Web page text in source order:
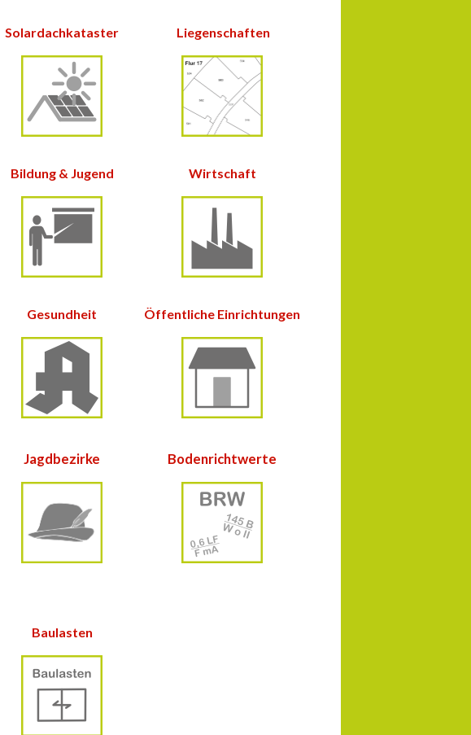
Solardachkataster Liegenschaften
Bildung & Jugend Wirtschaft
Gesundheit Öffentliche Einrichtungen
Jagdbezirke Bodenrichtwerte
Baulasten